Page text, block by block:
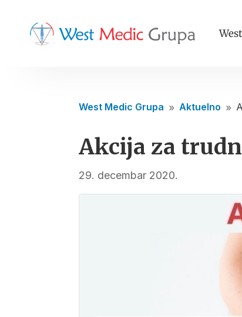
West Medic Grupa 9 Aktuelno 9
Akcija za
29. decembar 2020.